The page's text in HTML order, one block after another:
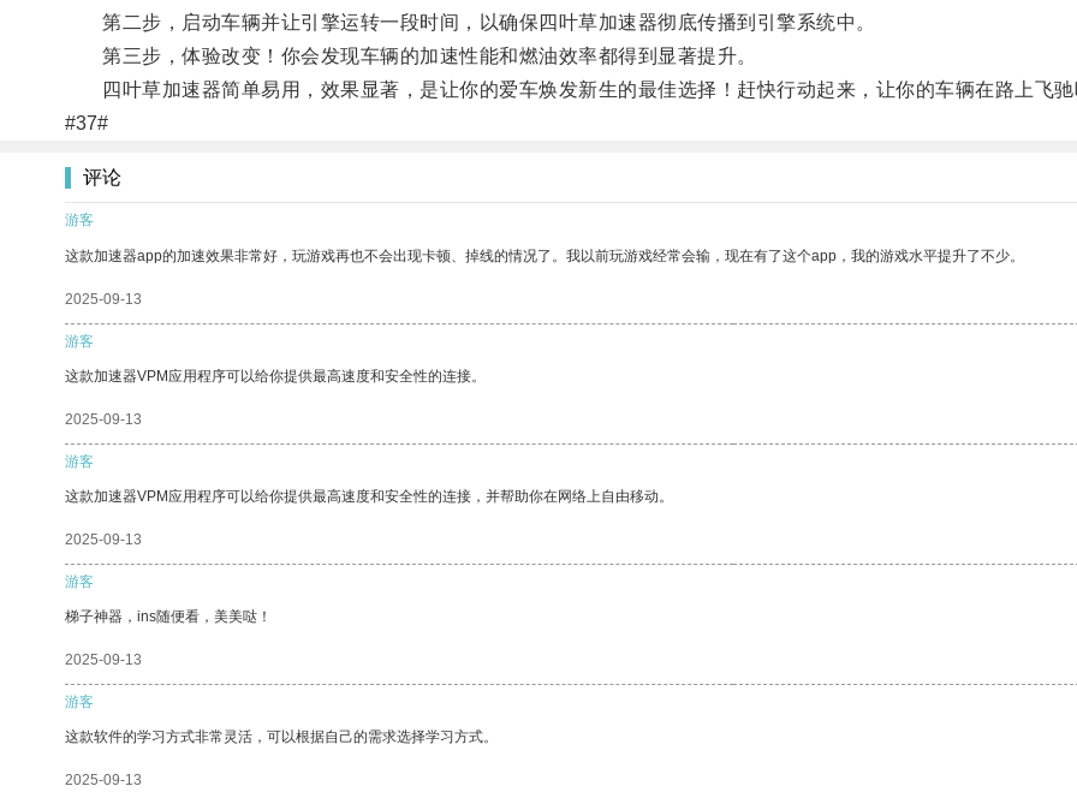
第二步，启动车辆并让引擎运转一段时间，以确保四叶草加速器彻底传播到引擎系统中。
第三步，体验改变！你会发现车辆的加速性能和燃油效率都得到显著提升。
四叶草加速器简单易用，效果显著，是让你的爱车焕发新生的最佳选择！赶快行动起来，让你的车辆在路上飞驰
#37#
评论
游客
这款加速器app的加速效果非常好，玩游戏再也不会出现卡顿、掉线的情况了。我以前玩游戏经常会输，现在有了这个app，我的游戏水平提升了不少。
2025-09-13
游客
这款加速器VPM应用程序可以给你提供最高速度和安全性的连接。
2025-09-13
游客
这款加速器VPM应用程序可以给你提供最高速度和安全性的连接，并帮助你在网络上自由移动。
2025-09-13
游客
梯子神器，ins随便看，美美哒！
2025-09-13
游客
这款软件的学习方式非常灵活，可以根据自己的需求选择学习方式。
2025-09-13